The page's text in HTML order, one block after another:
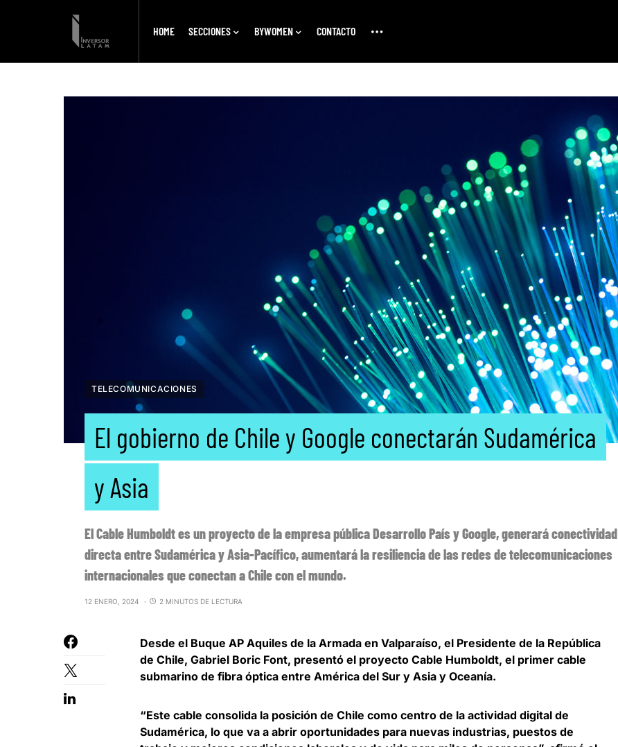
HOME SECCIONES BYWOMEN CONTACTO
TELECOMUNICACIONES
El gobierno de Chile y Google conectarán Sudamérica
y Asia
El Cable Humboldt es un proyecto de la empresa pública Desarrollo País y Google, generará conectividad
directa entre Sudamérica y Asia-Pacífico, aumentará la resiliencia de las redes de telecomunicaciones
internacionales que conectan a Chile con el mundo.
12 ENERO, 2024 2 MINUTOS DE LECTURA
Desde el Buque AP Aquiles de la Armada en Valparaíso, el Presidente de la República
de Chile, Gabriel Boric Font, presentó el proyecto Cable Humboldt, el primer cable
submarino de fibra óptica entre América del Sur y Asia y Oceanía.
“Este cable consolida la posición de Chile como centro de la actividad digital de
Sudamérica, lo que va a abrir oportunidades para nuevas industrias, puestos de